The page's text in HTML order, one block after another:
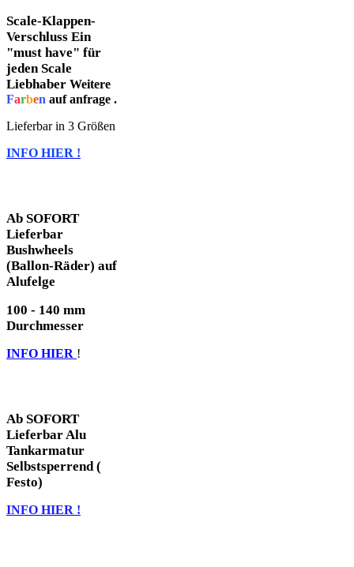
Scale-Klappen-
Verschluss Ein
"must have" für
jeden Scale
Liebhaber Weitere
Farben auf anfrage .
Lieferbar in 3 Größen
INFO HIER !
Ab SOFORT
Lieferbar
Bushwheels
(Ballon-Räder) auf
Alufelge
100 - 140 mm
Durchmesser
INFO HIER !
Ab SOFORT
Lieferbar Alu
Tankarmatur
Selbstsperrend (
Festo)
INFO HIER !